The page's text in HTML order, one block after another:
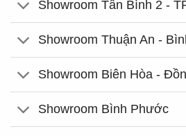
Showroom Tân Bình 2 -
Showroom Thuận An -
Showroom Biên Hòa -
Showroom Bình Phước